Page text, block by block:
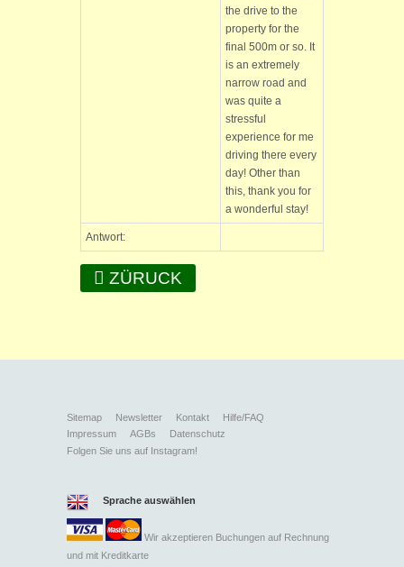
the drive to the
property for the
final 500m or so. It
is an extremely
narrow road and
was quite a
stressful
experience for me
driving there every
day! Other than
this, thank you for
a wonderful stay!
Antwort:
ZÜRUCK
Sitemap Newsletter Kontakt
Hilfe/FAQ
Impressum
AGBs
Datenschutz
Folgen Sie uns auf Instagram!
Sprache auswählen
Wir akzeptieren Buchungen auf Rechnung
und mit Kreditkarte